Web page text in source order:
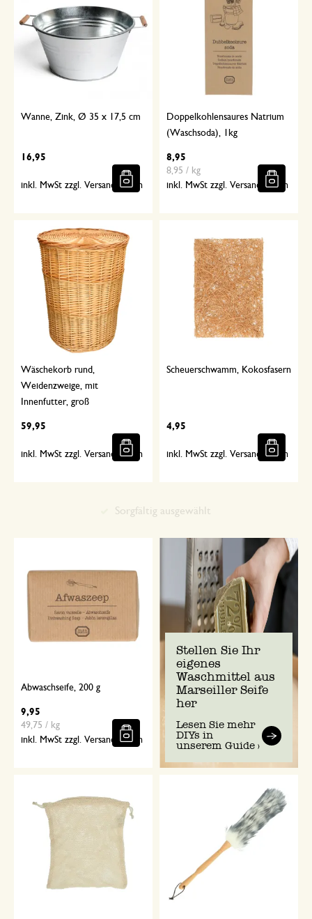
Wanne, Zink, Ø 35 x 17,5 cm
16,95
inkl. MwSt zzgl. Versandkosten
Doppelkohlensaures Natrium
(Waschsoda), 1kg
8,95
8,95 / kg
inkl. MwSt zzgl. Versandkosten
Wäschekorb rund,
Weidenzweige, mit
Innenfutter, groß
59,95
inkl. MwSt zzgl. Versandkosten
Scheuerschwamm, Kokosfasern
4,95
inkl. MwSt zzgl. Versandkosten
Abwaschseife, 200 g
9,95
49,75 / kg
inkl. MwSt zzgl. Versandkosten
Inspiration für Haus und Garten
Stellen Sie Ihr
eigenes
Waschmittel aus
Marseiller Seife
her
Lesen Sie mehr
DIYs in
unserem Guide >